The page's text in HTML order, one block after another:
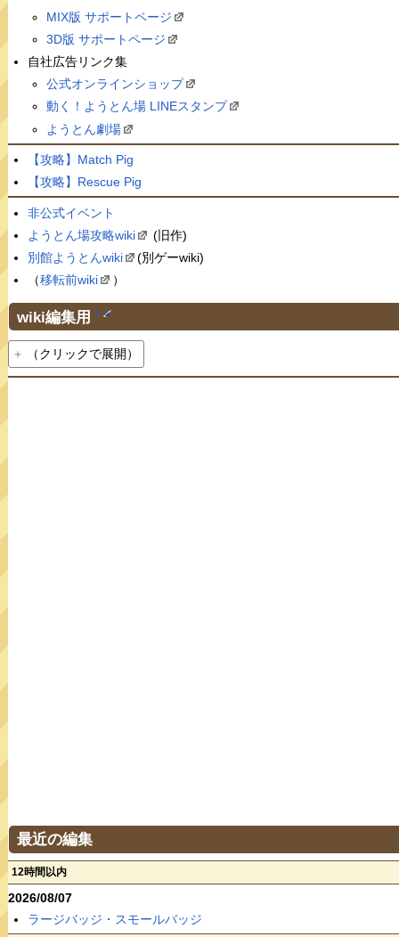
MIX版 サポートページ
3D版 サポートページ
自社広告リンク集
公式オンラインショップ
動く！ようとん場 LINEスタンプ
ようとん劇場
【攻略】Match Pig
【攻略】Rescue Pig
非公式イベント
ようとん場攻略wiki
(旧作)
別館ようとんwiki
(別ゲーwiki)
（移転前wiki ）
wiki編集用 †
（クリックで展開）
最近の編集
12時間以内
2026/08/07
ラージバッジ・スモールバッジ